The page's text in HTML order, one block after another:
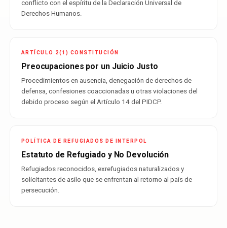
conflicto con el espíritu de la Declaración Universal de
Derechos Humanos.
ARTÍCULO 2(1) CONSTITUCIÓN
Preocupaciones por un Juicio Justo
Procedimientos en ausencia, denegación de derechos de
defensa, confesiones coaccionadas u otras violaciones del
debido proceso según el Artículo 14 del PIDCP.
POLÍTICA DE REFUGIADOS DE INTERPOL
Estatuto de Refugiado y No Devolución
Refugiados reconocidos, exrefugiados naturalizados y
solicitantes de asilo que se enfrentan al retorno al país de
persecución.